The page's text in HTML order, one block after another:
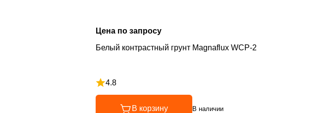
Цена по запросу
Белый контрастный грунт Magnaflux WCP-2
4.8
Рейтинг 4.8 из 5
В корзину В наличии